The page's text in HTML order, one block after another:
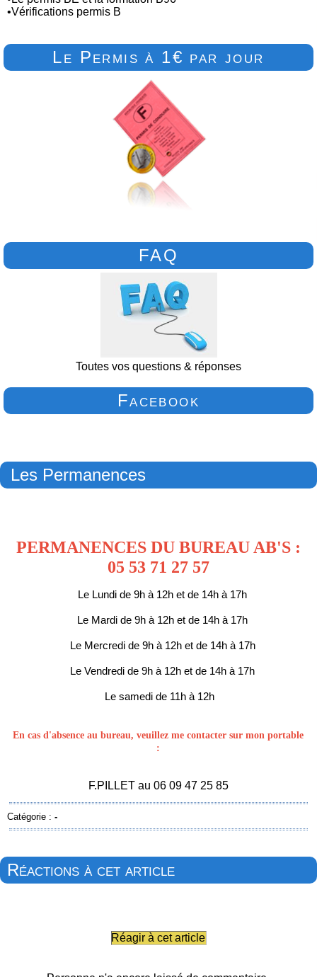
•Vérifications permis B
Le Permis à 1€ par jour
FAQ
Toutes vos questions & réponses
Facebook
Les Permanences
PERMANENCES DU BUREAU AB'S :
05 53 71 27 57
Le Lundi de 9h à 12h et de 14h à 17h
Le Mardi de 9h à 12h et de 14h à 17h
Le Mercredi de 9h à 12h et de 14h à 17h
Le Vendredi de 9h à 12h et de 14h à 17h
Le samedi de 11h à 12h
En cas d'absence au bureau, veuillez me contacter sur mon portable
:
F.PILLET au 06 09 47 25 85
Catégorie : -
Réactions à cet article
Réagir à cet article